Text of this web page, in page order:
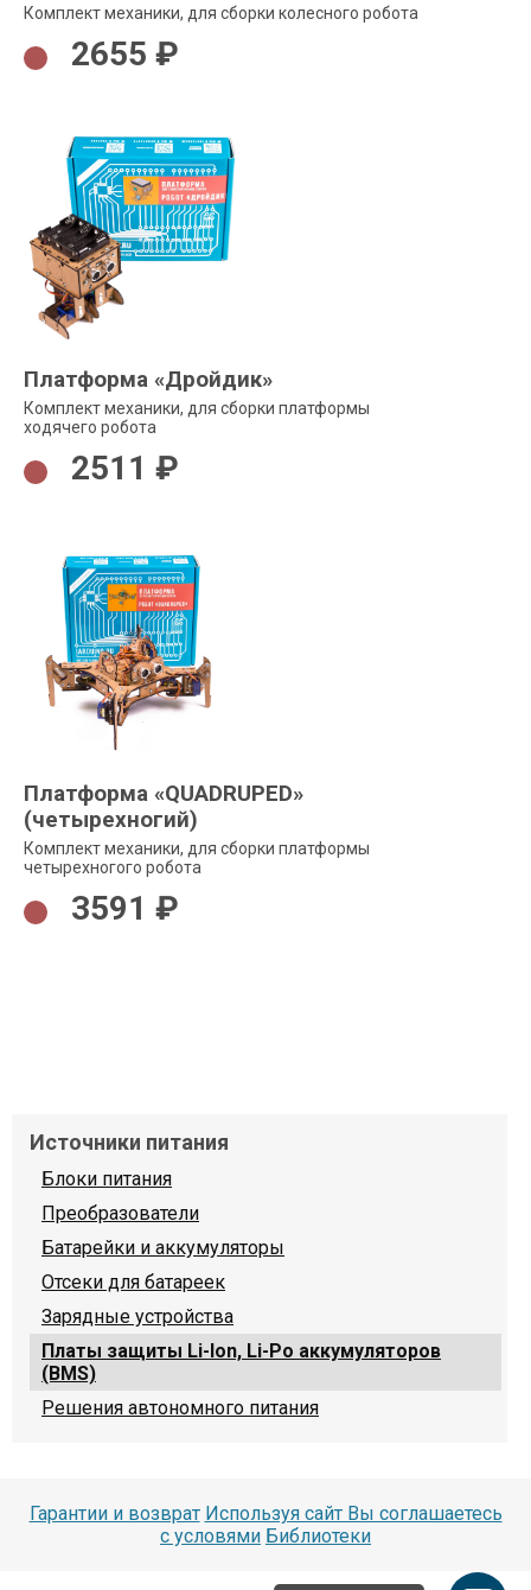
Комплект механики, для сборки колесного робота
2655 ₽
Платформа «Дройдик»
Комплект механики, для сборки платформы
ходячего робота
2511 ₽
Платформа «QUADRUPED»
(четырехногий)
Комплект механики, для сборки платформы
четырехногого робота
3591 ₽
Источники питания
Блоки питания
Преобразователи
Батарейки и аккумуляторы
Отсеки для батареек
Зарядные устройства
Платы защиты Li-Ion, Li-Po аккумуляторов
(BMS)
Решения автономного питания
Гарантии и возврат Используя сайт Вы соглашаетесь
с условями Библиотеки